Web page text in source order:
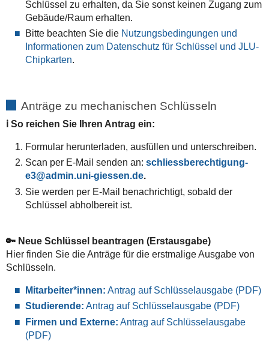
Schlüssel zu erhalten, da Sie sonst keinen Zugang zum
Gebäude/Raum erhalten.
Bitte beachten Sie die Nutzungsbedingungen und
Informationen zum Datenschutz für Schlüssel und JLU-
Chipkarten.
Anträge zu mechanischen Schlüsseln
ℹ️ So reichen Sie Ihren Antrag ein:
Formular herunterladen, ausfüllen und unterschreiben.
Scan per E-Mail senden an: schliessberechtigung-
e3
.
Sie werden per E-Mail benachrichtigt, sobald der
Schlüssel abholbereit ist.
🔑 Neue Schlüssel beantragen (Erstausgabe)
Hier finden Sie die Anträge für die erstmalige Ausgabe von
Schlüsseln.
Mitarbeiter*innen: Antrag auf Schlüsselausgabe (PDF)
Studierende: Antrag auf Schlüsselausgabe (PDF)
Firmen und Externe: Antrag auf Schlüsselausgabe
(PDF)